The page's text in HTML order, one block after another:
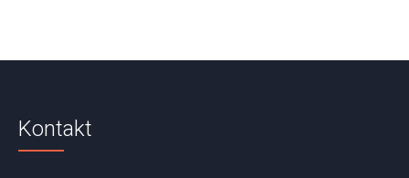
Kontakt